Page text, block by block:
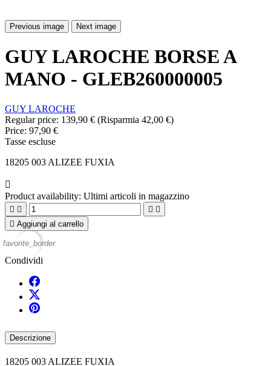
Previous image Next image
GUY LAROCHE BORSE A
MANO - GLEB260000005
GUY LAROCHE
Regular price: 139,90 € (Risparmia 42,00 €)
Price: 97,90 €
Tasse escluse
18205 003 ALIZEE FUXIA

Product availability: Ultimi articoli in magazzino
   
 Aggiungi al carrello
favorite_border
Condividi
Descrizione
18205 003 ALIZEE FUXIA